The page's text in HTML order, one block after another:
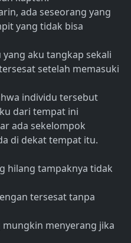
ada seseorang yang
yang tidak bisa
aku tangkap sekali
setelah memasuki
individu tersebut
dari tempat ini
ada sekelompok
di dekat tempat itu.
hilang tampaknya tidak
tersesat tanpa
menyerang jika